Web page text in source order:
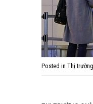
Posted in Thị